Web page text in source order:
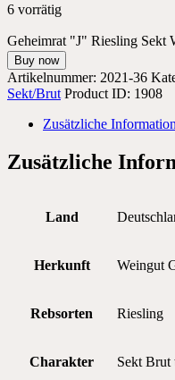
6 vorrätig
Geheimrat "J" Riesling Sekt
Buy now
Artikelnummer: 2021-36
Sekt/Brut Product ID: 1908
Zusätzliche
Zusätzliche
Land
Herkunft Weingut
Rebsorten Riesling
Charakter Sekt Brut